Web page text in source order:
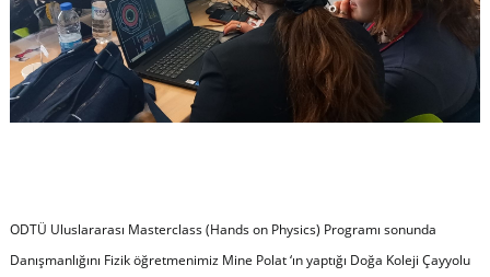
ODTÜ Uluslararası Masterclass (Hands on Physics) Programı sonunda
Danışmanlığını Fizik öğretmenimiz Mine Polat ‘ın yaptığı Doğa Koleji Çayyolu